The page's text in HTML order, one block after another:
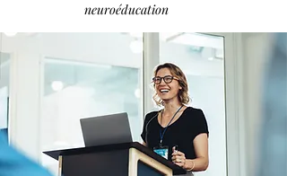
neuroéducation